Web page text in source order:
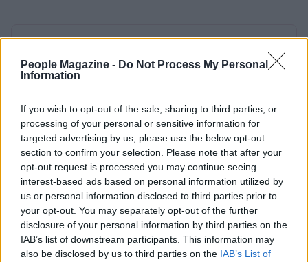
People Magazine - Do Not Process My Personal
Information
If you wish to opt-out of the sale, sharing to third parties, or
processing of your personal or sensitive information for
targeted advertising by us, please use the below opt-out
section to confirm your selection. Please note that after your
opt-out request is processed you may continue seeing
interest-based ads based on personal information utilized by
us or personal information disclosed to third parties prior to
your opt-out. You may separately opt-out of the further
disclosure of your personal information by third parties on the
IAB’s list of downstream participants. This information may
also be disclosed by us to third parties on the IAB’s List of
AiAdhubMedia